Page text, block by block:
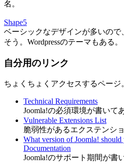
名。
Shape5
ベーシックなデザインが多いので
そう。Wordpressのテーマもある。
自分用のリンク
ちょくちょくアクセスするページ
Technical Requirements
Joomla!の必須環境が書いて
Vulnerable Extensions List
脆弱性があるエクステンシ
What version of Joomla! should
Documentation
Joomla!のサポート期間が書